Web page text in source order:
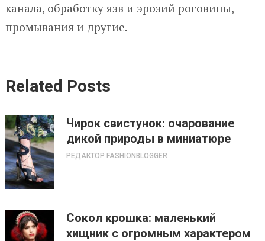
канала, обработку язв и эрозий роговицы,
промывания и другие.
Related Posts
Чирок свистунок: очарование
дикой природы в миниатюре
РЕДАКТОР FASHIONBLOGGER
Сокол крошка: маленький
хищник с огромным характером